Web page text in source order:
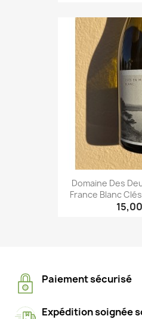
Domaine Des
France Blanc
Paiement sécurisé
Expédition soignée